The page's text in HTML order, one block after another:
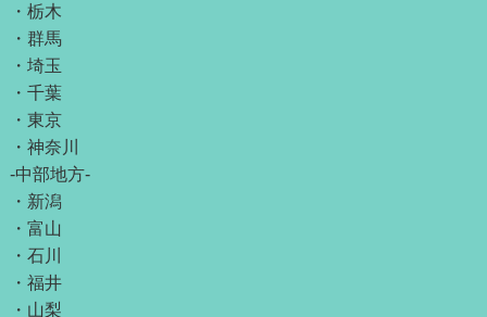
・ 栃木
・ 群馬
・ 埼玉
・ 千葉
・ 東京
・ 神奈川
-中部地方-
・ 新潟
・ 富山
・ 石川
・ 福井
・ 山梨